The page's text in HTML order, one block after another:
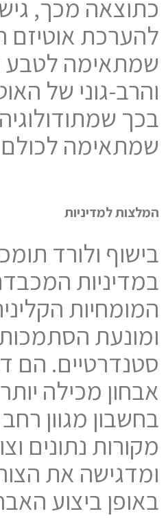
כתוצאה מכך,
להערכת אוטיזם
שמתאימה לטבע
והרב-גוני של
בכך
שמתאימה
המלצות למדיניות
בישוף ולורד
במדיניות
המומחיות
ומונעת
סטנדרטיים. הם
אבחון מכילה
בחשבון מגוון
מקורות נתונים
ומדגישה את
באופן ביצוע